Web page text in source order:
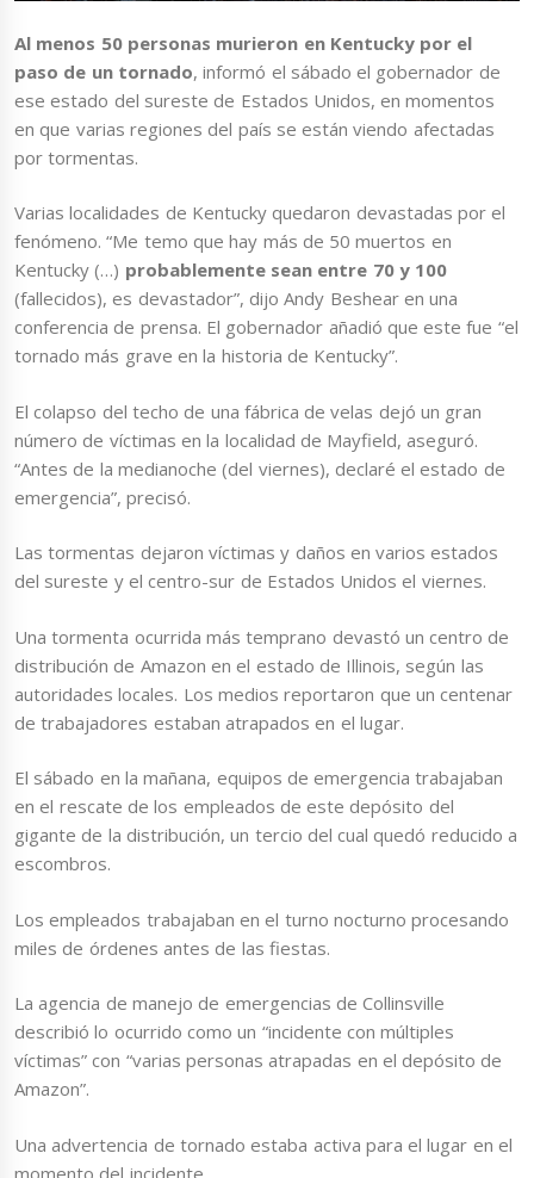
Al menos 50 personas murieron en Kentucky por el
paso de un tornado, informó el sábado el gobernador de
ese estado del sureste de Estados Unidos, en momentos
en que varias regiones del país se están viendo afectadas
por tormentas.
Varias localidades de Kentucky quedaron devastadas por el
fenómeno. “Me temo que hay más de 50 muertos en
Kentucky (…) probablemente sean entre 70 y 100
(fallecidos), es devastador”, dijo Andy Beshear en una
conferencia de prensa. El gobernador añadió que este fue “el
tornado más grave en la historia de Kentucky”.
El colapso del techo de una fábrica de velas dejó un gran
número de víctimas en la localidad de Mayfield, aseguró.
“Antes de la medianoche (del viernes), declaré el estado de
emergencia”, precisó.
Las tormentas dejaron víctimas y daños en varios estados
del sureste y el centro-sur de Estados Unidos el viernes.
Una tormenta ocurrida más temprano devastó un centro de
distribución de Amazon en el estado de Illinois, según las
autoridades locales. Los medios reportaron que un centenar
de trabajadores estaban atrapados en el lugar.
El sábado en la mañana, equipos de emergencia trabajaban
en el rescate de los empleados de este depósito del
gigante de la distribución, un tercio del cual quedó reducido a
escombros.
Los empleados trabajaban en el turno nocturno procesando
miles de órdenes antes de las fiestas.
La agencia de manejo de emergencias de Collinsville
describió lo ocurrido como un “incidente con múltiples
víctimas” con “varias personas atrapadas en el depósito de
Amazon”.
Una advertencia de tornado estaba activa para el lugar en el
momento del incidente.